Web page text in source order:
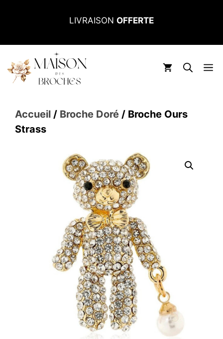
LIVRAISON OFFERTE
Accueil / Broche Doré / Broche Ours
Strass